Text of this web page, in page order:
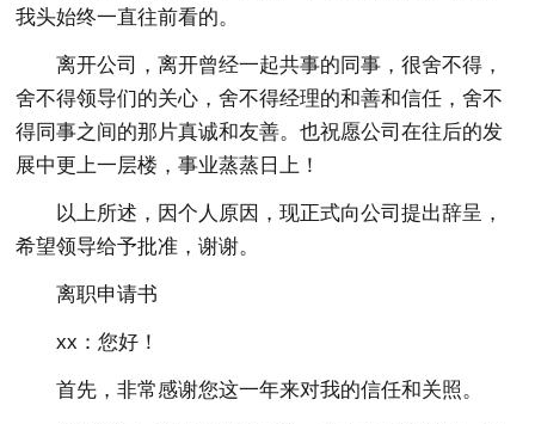
我头始终一直往前看的。
离开公司，离开曾经一起共事的同事，很舍不得，
舍不得领导们的关心，舍不得经理的和善和信任，舍不
得同事之间的那片真诚和友善。也祝愿公司在往后的发
展中更上一层楼，事业蒸蒸日上！
以上所述，因个人原因，现正式向公司提出辞呈，
希望领导给予批准，谢谢。
离职申请书
xx：您好！
首先，非常感谢您这一年来对我的信任和关照。